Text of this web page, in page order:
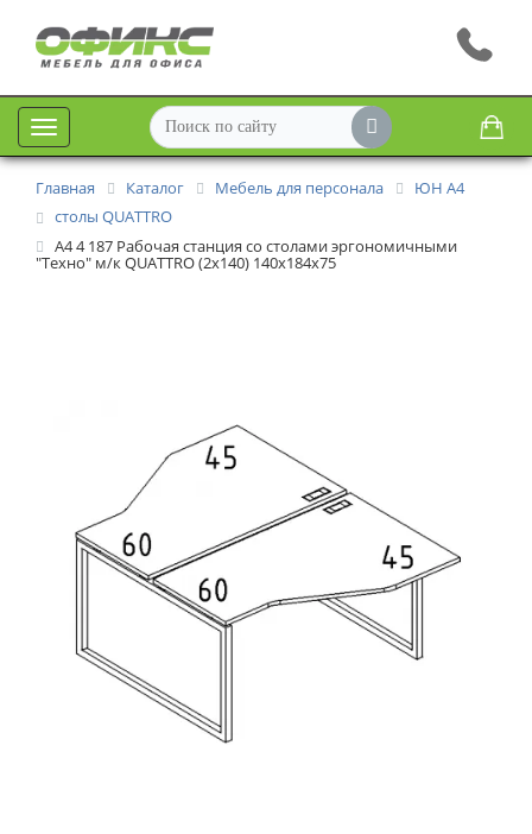
Меню
Главная Каталог Мебель для персонала
ЮН А4
столы QUATTRO
А4 4 187 Рабочая станция со столами эргономичными
"Техно" м/к QUATTRO (2х140) 140x184x75